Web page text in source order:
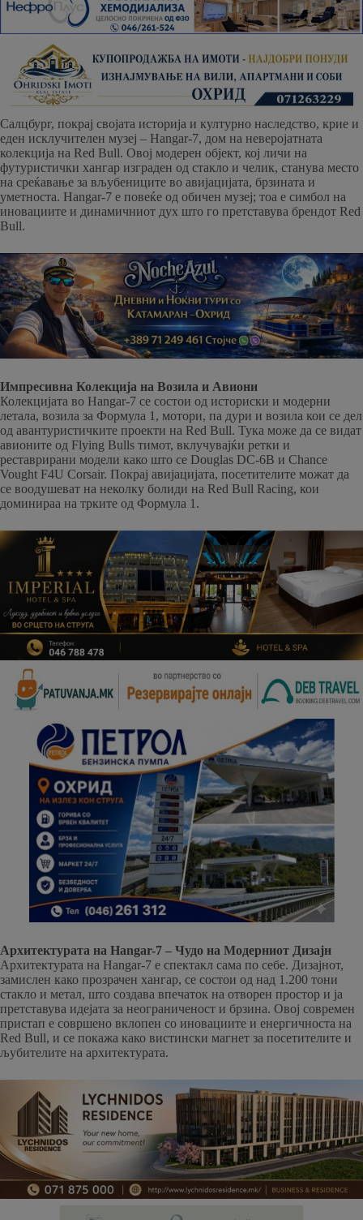
Салцбург, покрај својата историја и културно наследство, крие и
еден исклучителен музеј – Hangar-7, дом на неверојатната
колекција на Red Bull. Овој модерен објект, кој личи на
футуристички хангар изграден од стакло и челик, станува место
на среќавање за вљубениците во авијацијата, брзината и
уметноста. Hangar-7 е повеќе од обичен музеј; тоа е симбол на
иновациите и динамичниот дух што го претставува брендот Red
Bull.
Импресивна Колекција на Возила и Авиони
Колекцијата во Hangar-7 се состои од историски и модерни
летала, возила за Формула 1, мотори, па дури и возила кои се дел
од авантуристичките проекти на Red Bull. Тука може да се видат
авионите од Flying Bulls тимот, вклучувајќи ретки и
реставрирани модели како што се Douglas DC-6B и Chance
Vought F4U Corsair. Покрај авијацијата, посетителите можат да
се воодушеват на неколку болиди на Red Bull Racing, кои
доминираа на трките од Формула 1.
Архитектурата на Hangar-7 – Чудо на Модерниот Дизајн
Архитектурата на Hangar-7 е спектакл сама по себе. Дизајнот,
замислен како прозрачен хангар, се состои од над 1.200 тони
стакло и метал, што создава впечаток на отворен простор и ја
претставува идејата за неограниченост и брзина. Овој современ
пристап е совршено вклопен со иновациите и енергичноста на
Red Bull, и се покажа како вистински магнет за посетителите и
љубителите на архитектурата.